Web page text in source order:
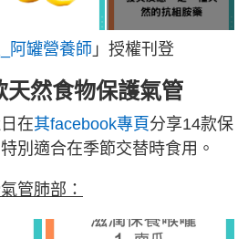
阿罐營養師 」授權刊登
天然食物保護氣管
在其facebook專頁分享14款保
別適合在季節交替時食用。
管肺部：